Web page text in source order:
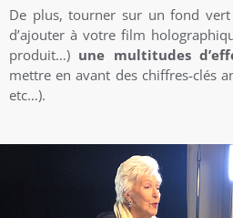
De plus, tourner sur un fond
d’ajouter à votre film
produit…) une multitudes
mettre en avant des chiffres-clés
etc…).